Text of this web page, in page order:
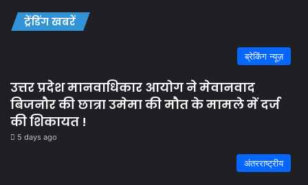
ट्रेंडिंग खबरें
ब्रेकिंग न्यूज़
उत्तर प्रदेश मानवाधिकार आयोग ने मेवानवाद
बिजनौर की छात्रा उमेमा की मौत के मामले में दर्ज
की शिकायत !
5 days ago
अंतरराष्ट्रीय